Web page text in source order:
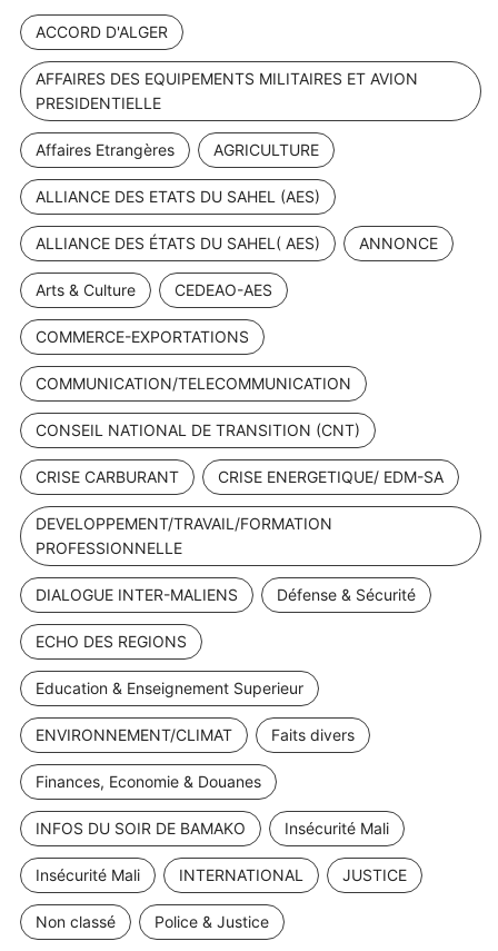
ACCORD D'ALGER
AFFAIRES DES EQUIPEMENTS MILITAIRES ET AVION
PRESIDENTIELLE
Affaires Etrangères AGRICULTURE
ALLIANCE DES ETATS DU SAHEL (AES)
ALLIANCE DES ÉTATS DU SAHEL( AES) ANNONCE
Arts & Culture CEDEAO-AES
COMMERCE-EXPORTATIONS
COMMUNICATION/TELECOMMUNICATION
CONSEIL NATIONAL DE TRANSITION (CNT)
CRISE CARBURANT CRISE ENERGETIQUE/ EDM-SA
DEVELOPPEMENT/TRAVAIL/FORMATION
PROFESSIONNELLE
DIALOGUE INTER-MALIENS Défense & Sécurité
ECHO DES REGIONS
Education & Enseignement Superieur
ENVIRONNEMENT/CLIMAT Faits divers
Finances, Economie & Douanes
INFOS DU SOIR DE BAMAKO Insécurité Mali
Insécurité Mali INTERNATIONAL JUSTICE
Non classé Police & Justice